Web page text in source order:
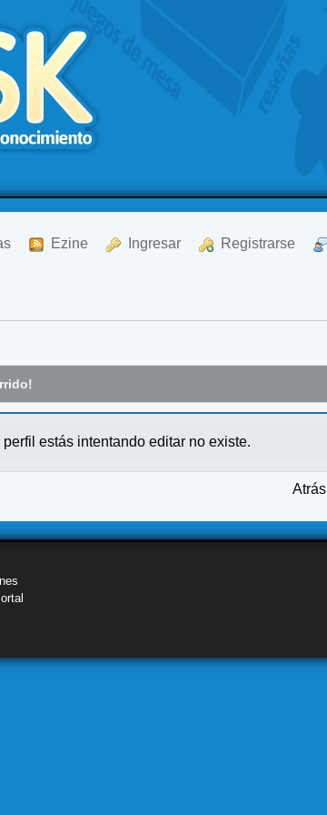
Ezine Ingresar Registrarse
estás intentando editar no existe.
Atrás